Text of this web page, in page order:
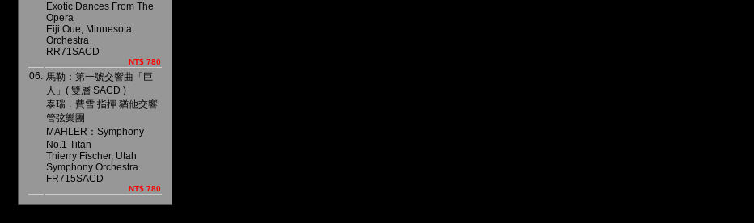
Exotic Dances From The
Opera
Eiji Oue, Minnesota
Orchestra
RR71SACD
NT$ 780
06. 馬勒：第一號交響曲「巨
人」( 雙層 SACD )
泰瑞．費雪 指揮 猶他交響
管弦樂團
MAHLER：Symphony
No.1 Titan
Thierry Fischer, Utah
Symphony Orchestra
FR715SACD
NT$ 780